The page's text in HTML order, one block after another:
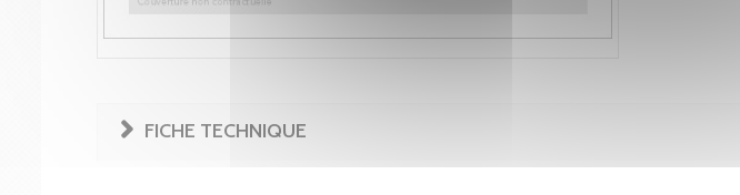
FICHE TECHNIQUE